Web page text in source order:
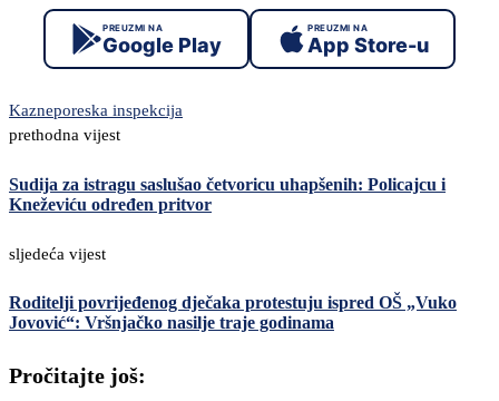
PREUZMI NA
Google Play
PREUZMI NA
App Store-u
Kazneporeska inspekcija
prethodna vijest
Sudija za istragu saslušao četvoricu uhapšenih: Policajcu i
Kneževiću određen pritvor
sljedeća vijest
Roditelji povrijeđenog dječaka protestuju ispred OŠ „Vuko
Jovović“: Vršnjačko nasilje traje godinama
Pročitajte još: